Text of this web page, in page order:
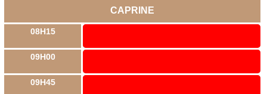
CAPRINE
08H15
09H00
09H45